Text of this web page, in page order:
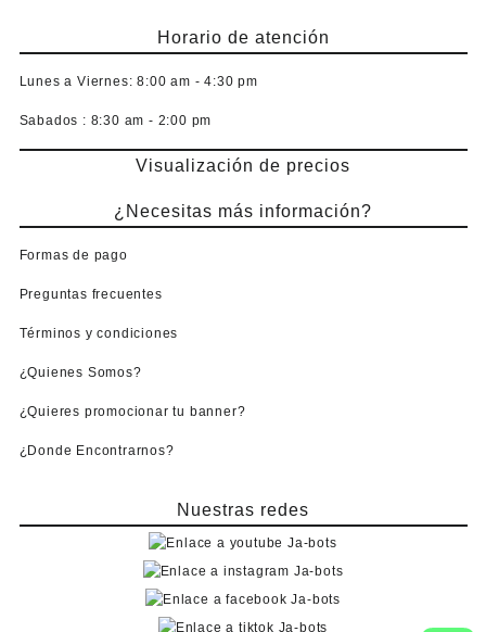
Horario de atención
Lunes a Viernes: 8:00 am - 4:30 pm
Sabados : 8:30 am - 2:00 pm
Visualización de precios
¿Necesitas más información?
Formas de pago
Preguntas frecuentes
Términos y condiciones
¿Quienes Somos?
¿Quieres promocionar tu banner?
¿Donde Encontrarnos?
Nuestras redes